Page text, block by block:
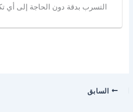
التسرب بدقة دون الحاجة إلى أي
السابق